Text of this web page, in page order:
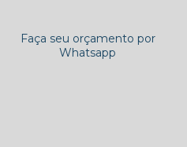
Faça seu orçamento por
Whatsapp